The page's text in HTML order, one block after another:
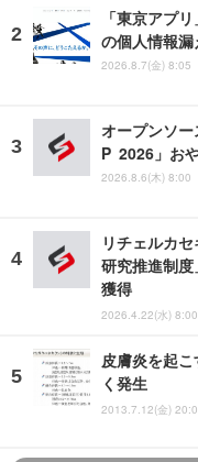
「東京アプ
の個人情報漏
2026.8.7(金) 8:05
オープンソ
P 2026」お
2026.8.6(木) 8:00
リチェルカ
研究推進制度
獲得
2026.4.22(水) 8:00
皮膚炎を起
く発生
2013.7.12(金)